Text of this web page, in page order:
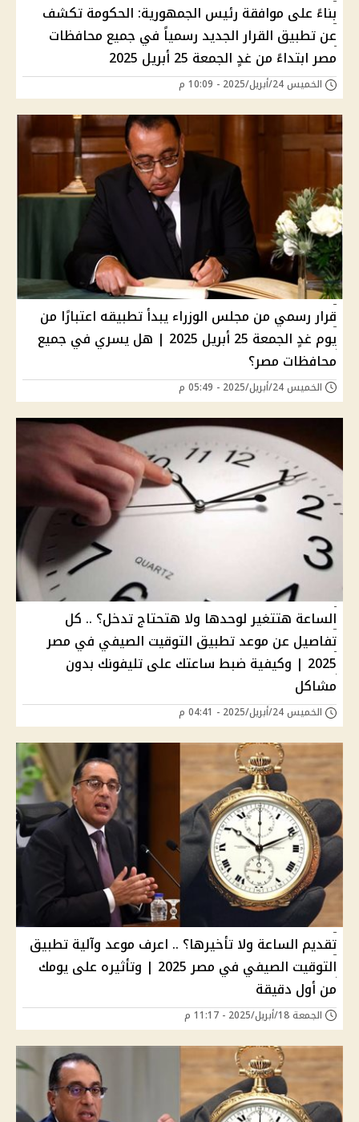
بناءً على موافقة رئيس الجمهورية: الحكومة تكشف
عن تطبيق القرار الجديد رسمياً في جميع محافظات
مصر ابتداءً من غدٍ الجمعة 25 أبريل 2025
الخميس 24/أبريل/2025 - 10:09 م
قرار رسمي من مجلس الوزراء يبدأ تطبيقه اعتبارًا من
يوم غدٍ الجمعة 25 أبريل 2025 | هل يسري في جميع
محافظات مصر؟
الخميس 24/أبريل/2025 - 05:49 م
الساعة هتتغير لوحدها ولا هتحتاج تدخل؟ .. كل
تفاصيل عن موعد تطبيق التوقيت الصيفي في مصر
2025 | وكيفية ضبط ساعتك على تليفونك بدون
مشاكل
الخميس 24/أبريل/2025 - 04:41 م
تقديم الساعة ولا تأخيرها؟ .. اعرف موعد وآلية تطبيق
التوقيت الصيفي في مصر 2025 | وتأثيره على يومك
من أول دقيقة
الجمعة 18/أبريل/2025 - 11:17 م